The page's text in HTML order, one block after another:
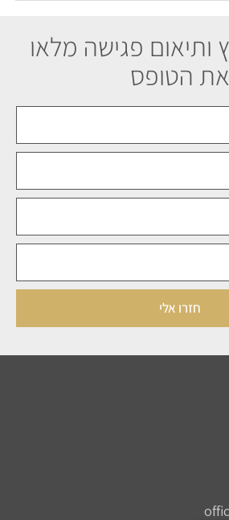
ותיאום פגישה מלאו
את הטופס
חזרו אלי